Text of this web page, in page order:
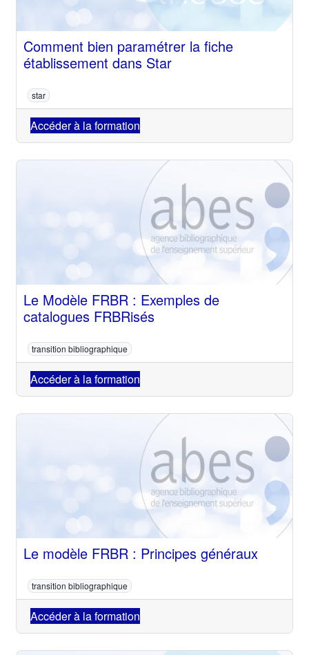
Comment bien paramétrer la fiche
établissement dans Star
star
Accéder à la formation
Le Modèle FRBR : Exemples de
catalogues FRBRisés
transition bibliographique
Accéder à la formation
Le modèle FRBR : Principes généraux
transition bibliographique
Accéder à la formation